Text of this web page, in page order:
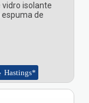
vidro isolante
de
Hastings*